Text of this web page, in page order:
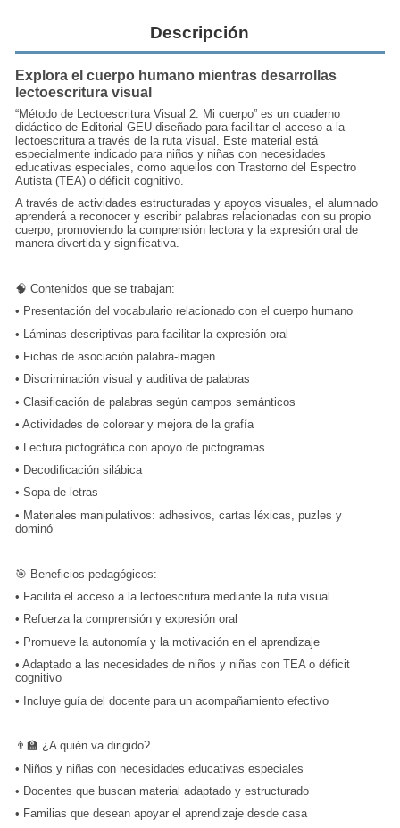
Descripción
Explora el cuerpo humano mientras desarrollas
lectoescritura visual
“Método de Lectoescritura Visual 2: Mi cuerpo” es un cuaderno
didáctico de Editorial GEU diseñado para facilitar el acceso a la
lectoescritura a través de la ruta visual. Este material está
especialmente indicado para niños y niñas con necesidades
educativas especiales, como aquellos con Trastorno del Espectro
Autista (TEA) o déficit cognitivo.
A través de actividades estructuradas y apoyos visuales, el alumnado
aprenderá a reconocer y escribir palabras relacionadas con su propio
cuerpo, promoviendo la comprensión lectora y la expresión oral de
manera divertida y significativa.
🧠 Contenidos que se trabajan:
• Presentación del vocabulario relacionado con el cuerpo humano
• Láminas descriptivas para facilitar la expresión oral
• Fichas de asociación palabra-imagen
• Discriminación visual y auditiva de palabras
• Clasificación de palabras según campos semánticos
• Actividades de colorear y mejora de la grafía
• Lectura pictográfica con apoyo de pictogramas
• Decodificación silábica
• Sopa de letras
• Materiales manipulativos: adhesivos, cartas léxicas, puzles y
dominó
🎯 Beneficios pedagógicos:
• Facilita el acceso a la lectoescritura mediante la ruta visual
• Refuerza la comprensión y expresión oral
• Promueve la autonomía y la motivación en el aprendizaje
• Adaptado a las necesidades de niños y niñas con TEA o déficit
cognitivo
• Incluye guía del docente para un acompañamiento efectivo
👨‍🏫 ¿A quién va dirigido?
• Niños y niñas con necesidades educativas especiales
• Docentes que buscan material adaptado y estructurado
• Familias que desean apoyar el aprendizaje desde casa